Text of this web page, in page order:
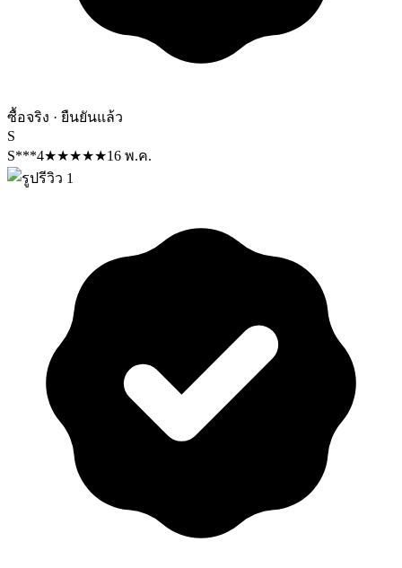
ซื้อจริง · ยืนยันแล้ว
S
S***4★★★★★16 พ.ค.